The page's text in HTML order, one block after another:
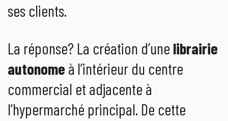
ses clients.
La réponse? La création d’une librairie
autonome à l’intérieur du centre
commercial et adjacente à
l’hypermarché principal. De cette